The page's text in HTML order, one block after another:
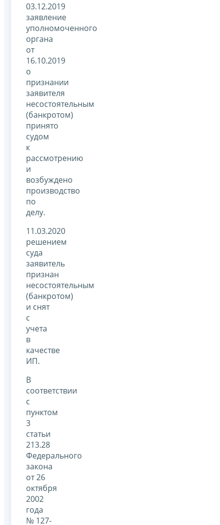
03.12.2019
заявление
уполномоченного
органа
от
16.10.2019
о
признании
заявителя
несостоятельным
(банкротом)
принято
судом
к
рассмотрению
и
возбуждено
производство
по
делу.
11.03.2020
решением
суда
заявитель
признан
несостоятельным
(банкротом)
и снят
с
учета
в
качестве
ИП.
В
соответствии
с
пунктом
3
статьи
213.28
Федерального
закона
от 26
октября
2002
года
№ 127-